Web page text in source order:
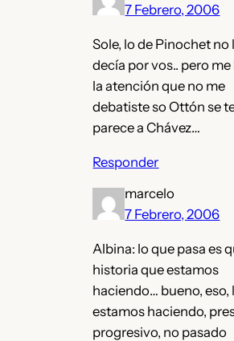
7 Febrero, 2006
Sole, lo de Pinochet no
decía por vos.. pero me
la atención que no me
debatiste so Ottón se
parece a Chávez…
Responder
marcelo
7 Febrero, 2006
Albina: lo que pasa es
historia que estamos
haciendo… bueno, eso,
estamos haciendo,
progresivo, no pasado